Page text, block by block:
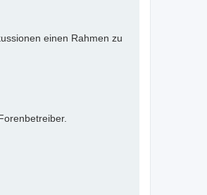
einen Rahmen zu